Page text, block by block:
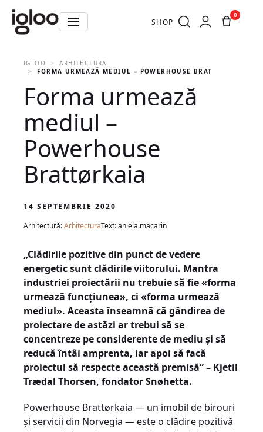
SHOP
0
IGLOO
ARHITECTURA
FORMA URMEAZĂ MEDIUL – POWERHOUSE BRATTØRKAIA
Forma urmează
mediul –
Powerhouse
Brattørkaia
14 SEPTEMBRIE 2020
Arhitectură:ArhitecturaText: aniela.macarin
„Clădirile pozitive din punct de vedere
energetic sunt clădirile viitorului. Mantra
industriei proiectării nu trebuie să fie «forma
urmează funcţiunea», ci «forma urmează
mediul». Aceasta înseamnă că gândirea de
proiectare de astăzi ar trebui să se
concentreze pe considerente de mediu și să
reducă întâi amprenta, iar apoi să facă
proiectul să respecte această premisă” – Kjetil
Trædal Thorsen, fondator Snøhetta.
Powerhouse Brattørkaia — un imobil de birouri
şi servicii din Norvegia — este o clădire pozitivă